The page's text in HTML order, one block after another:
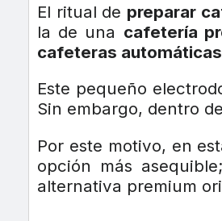
El ritual de preparar
la de una cafetería
cafeteras automáticas
Este pequeño
Sin embargo, dentro
Por este motivo, en
opción más
alternativa premium